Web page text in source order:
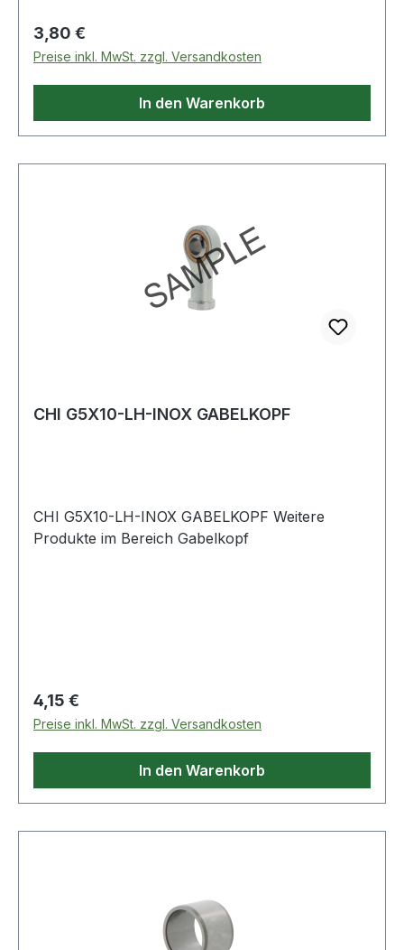
Regulärer Preis:
3,80 €
Preise inkl. MwSt. zzgl. Versandkosten
In den Warenkorb
CHI G5X10-LH-INOX GABELKOPF
CHI G5X10-LH-INOX GABELKOPF Weitere
Produkte im Bereich Gabelkopf
Regulärer Preis:
4,15 €
Preise inkl. MwSt. zzgl. Versandkosten
In den Warenkorb